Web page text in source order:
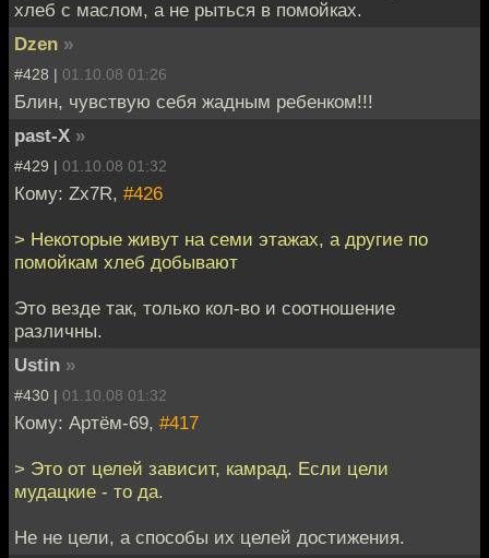
хлеб с маслом, а не рыться в помойках.
Dzen »
#428 | 01.10.08 01:26
Блин, чувствую себя жадным ребенком!!!
past-X »
#429 | 01.10.08 01:32
Кому: Zx7R, #426
> Некоторые живут на семи этажах, а другие по
помойкам хлеб добывают
Это везде так, только кол-во и соотношение
различны.
Ustin »
#430 | 01.10.08 01:32
Кому: Артём-69, #417
> Это от целей зависит, камрад. Если цели
мудацкие - то да.
Не не цели, а способы их целей достижения.